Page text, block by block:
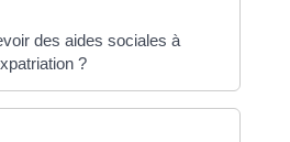
des aides sociales à
?